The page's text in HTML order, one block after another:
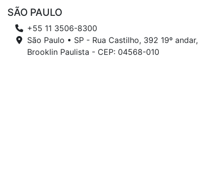
SÃO PAULO
+55 11 3506-8300
São Paulo • SP - Rua Castilho, 392 19º andar,
Brooklin Paulista - CEP: 04568-010